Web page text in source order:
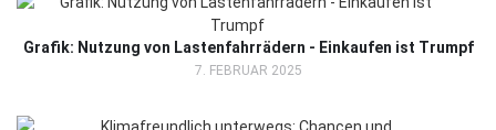
Grafik: Nutzung von Lastenfahrrädern - Einkaufen ist Trumpf
7. FEBRUAR 2025